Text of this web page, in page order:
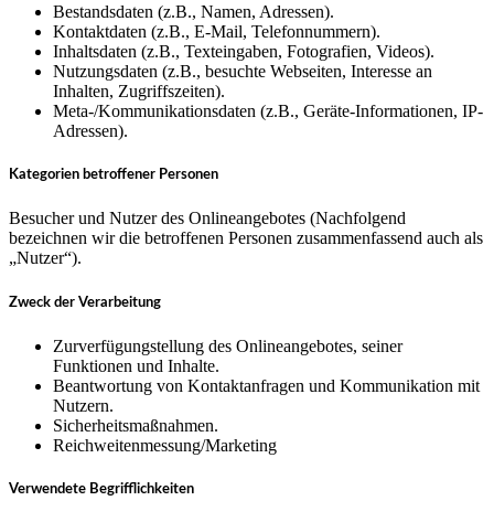
Bestandsdaten (z.B., Namen, Adressen).
Kontaktdaten (z.B., E-Mail, Telefonnummern).
Inhaltsdaten (z.B., Texteingaben, Fotografien, Videos).
Nutzungsdaten (z.B., besuchte Webseiten, Interesse an
Inhalten, Zugriffszeiten).
Meta-/Kommunikationsdaten (z.B., Geräte-Informationen, IP-
Adressen).
Kategorien betroffener Personen
Besucher und Nutzer des Onlineangebotes (Nachfolgend
bezeichnen wir die betroffenen Personen zusammenfassend auch als
„Nutzer“).
Zweck der Verarbeitung
Zurverfügungstellung des Onlineangebotes, seiner
Funktionen und Inhalte.
Beantwortung von Kontaktanfragen und Kommunikation mit
Nutzern.
Sicherheitsmaßnahmen.
Reichweitenmessung/Marketing
Verwendete Begrifflichkeiten